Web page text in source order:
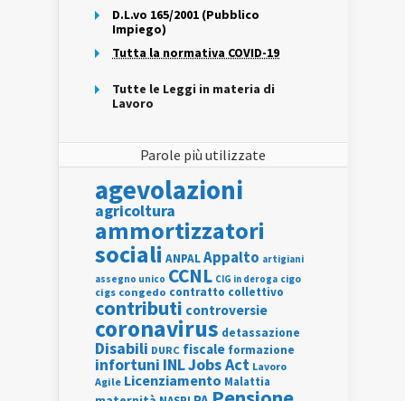
D.L.vo 165/2001 (Pubblico
Impiego)
Tutta la normativa COVID-19
Tutte le Leggi in materia di
Lavoro
Parole più utilizzate
agevolazioni
agricoltura
ammortizzatori
sociali ANPALAppalto artigiani
assegno unico CCNL CIG in deroga cigo
cigs congedo contratto collettivo
contributi controversie
coronavirus detassazione
Disabili DURC fiscale formazione
infortuni INLJobs Act Lavoro
Agile Licenziamento Malattia